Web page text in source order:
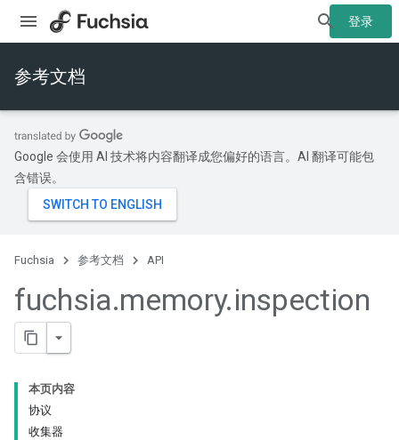
登录
参考文档
Google 会使用 AI 技术将内容翻译成您偏好的语言。AI 翻译可能包
含错误。
Fuchsia 参考文档 API
fuchsia.memory.inspection
本页内容
协议
收集器